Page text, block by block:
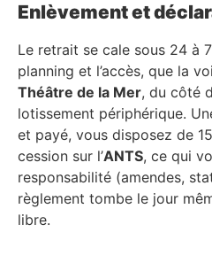
Enlèvement et
Le retrait se cale sous 24 à
planning et l’accès, que la
Théâtre de la Mer, du côté
lotissement périphérique.
et payé, vous disposez de
cession sur l’ANTS, ce qui
responsabilité (amendes,
règlement tombe le jour
libre.